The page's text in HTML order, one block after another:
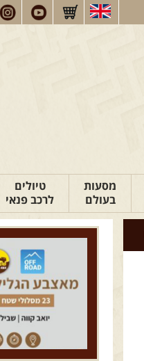
מסעות
בעולם
טיולים
לרכב פנאי